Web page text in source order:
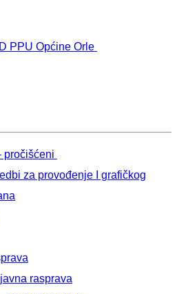
PPU Općine Orle
pročišćeni
za provođenje I grafičkog
rasprava